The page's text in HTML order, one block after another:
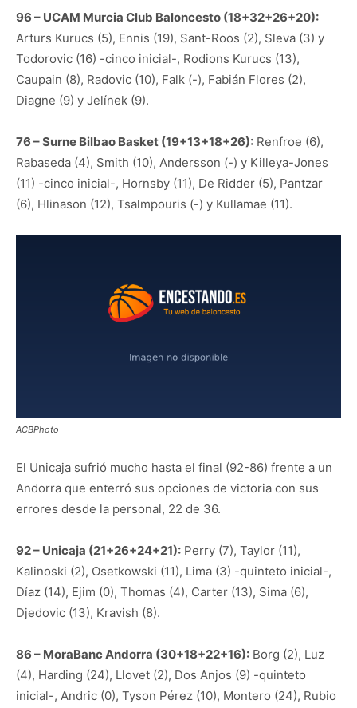
96 – UCAM Murcia Club Baloncesto (18+32+26+20):
Arturs Kurucs (5), Ennis (19), Sant-Roos (2), Sleva (3) y
Todorovic (16) -cinco inicial-, Rodions Kurucs (13),
Caupain (8), Radovic (10), Falk (-), Fabián Flores (2),
Diagne (9) y Jelínek (9).
76 – Surne Bilbao Basket (19+13+18+26): Renfroe (6),
Rabaseda (4), Smith (10), Andersson (-) y Killeya-Jones
(11) -cinco inicial-, Hornsby (11), De Ridder (5), Pantzar
(6), Hlinason (12), Tsalmpouris (-) y Kullamae (11).
ACBPhoto
El Unicaja sufrió mucho hasta el final (92-86) frente a un
Andorra que enterró sus opciones de victoria con sus
errores desde la personal, 22 de 36.
92 – Unicaja (21+26+24+21): Perry (7), Taylor (11),
Kalinoski (2), Osetkowski (11), Lima (3) -quinteto inicial-,
Díaz (14), Ejim (0), Thomas (4), Carter (13), Sima (6),
Djedovic (13), Kravish (8).
86 – MoraBanc Andorra (30+18+22+16): Borg (2), Luz
(4), Harding (24), Llovet (2), Dos Anjos (9) -quinteto
inicial-, Andric (0), Tyson Pérez (10), Montero (24), Rubio